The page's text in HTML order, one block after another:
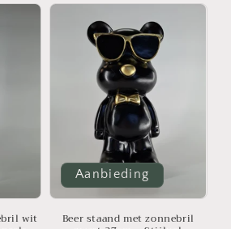
wit
Aanbieding
Beer staand met zonnebril